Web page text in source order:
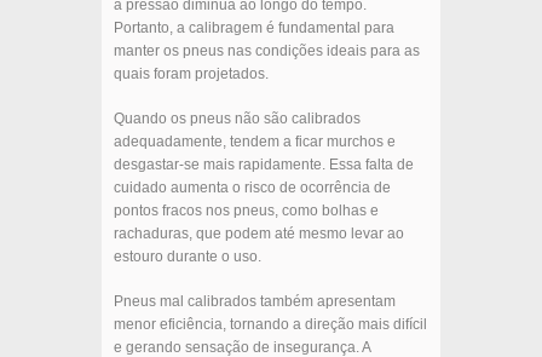
a pressão diminua ao longo do tempo.
Portanto, a calibragem é fundamental para
manter os pneus nas condições ideais para as
quais foram projetados.
Quando os pneus não são calibrados
adequadamente, tendem a ficar murchos e
desgastar-se mais rapidamente. Essa falta de
cuidado aumenta o risco de ocorrência de
pontos fracos nos pneus, como bolhas e
rachaduras, que podem até mesmo levar ao
estouro durante o uso.
Pneus mal calibrados também apresentam
menor eficiência, tornando a direção mais difícil
e gerando sensação de insegurança. A